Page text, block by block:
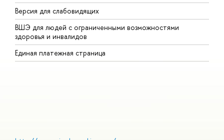
Версия для слабовидящих
ВШЭ для людей с ограниченными возможностями
здоровья и инвалидов
Единая платежная страница